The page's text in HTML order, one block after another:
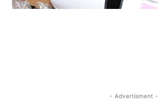
- Advertisment -